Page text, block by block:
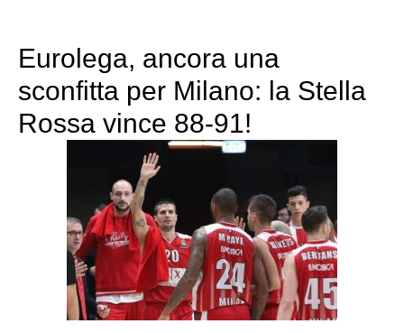
Eurolega, ancora una
sconfitta per Milano: la Stella
Rossa vince 88-91!